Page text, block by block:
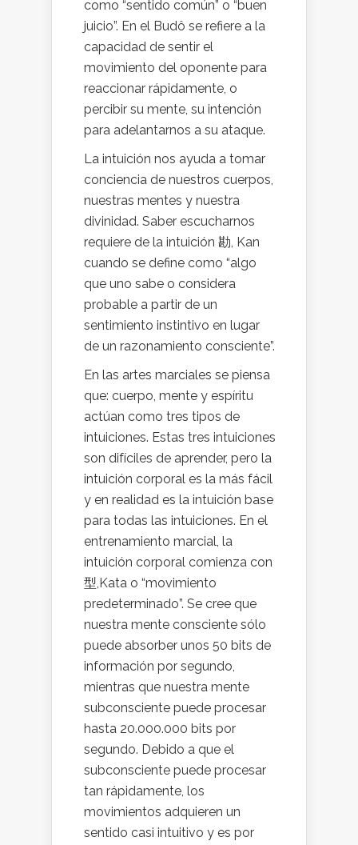
como “sentido común” o “buen
juicio”. En el Budô se refiere a la
capacidad de sentir el
movimiento del oponente para
reaccionar rápidamente, o
percibir su mente, su intención
para adelantarnos a su ataque.
La intuición nos ayuda a tomar
conciencia de nuestros cuerpos,
nuestras mentes y nuestra
divinidad. Saber escucharnos
requiere de la intuición 勘, Kan
cuando se define como “algo
que uno sabe o considera
probable a partir de un
sentimiento instintivo en lugar
de un razonamiento consciente”.
En las artes marciales se piensa
que: cuerpo, mente y espíritu
actúan como tres tipos de
intuiciones. Estas tres intuiciones
son difíciles de aprender, pero la
intuición corporal es la más fácil
y en realidad es la intuición base
para todas las intuiciones. En el
entrenamiento marcial, la
intuición corporal comienza con
型,Kata o “movimiento
predeterminado”. Se cree que
nuestra mente consciente sólo
puede absorber unos 50 bits de
información por segundo,
mientras que nuestra mente
subconsciente puede procesar
hasta 20.000.000 bits por
segundo. Debido a que el
subconsciente puede procesar
tan rápidamente, los
movimientos adquieren un
sentido casi intuitivo y es por